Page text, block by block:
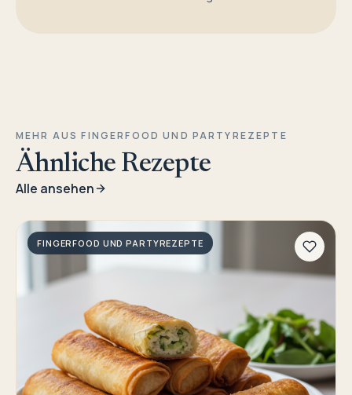
MEHR AUS FINGERFOOD UND PARTYREZEPTE
Ähnliche Rezepte
Alle ansehen
FINGERFOOD UND PARTYREZEPTE